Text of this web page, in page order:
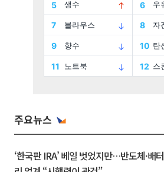
주요뉴스
‘한국판 IRA’ 베일 벗었지만…반도체·배터